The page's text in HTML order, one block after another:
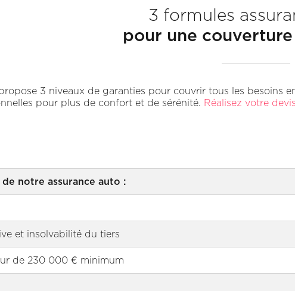
3 formules
pour une
3 niveaux de garanties pour couvrir tous les
pour plus de confort et de sérénité. Réalisez votre
notre assurance auto :
et insolvabilité du tiers
de 230 000 € minimum